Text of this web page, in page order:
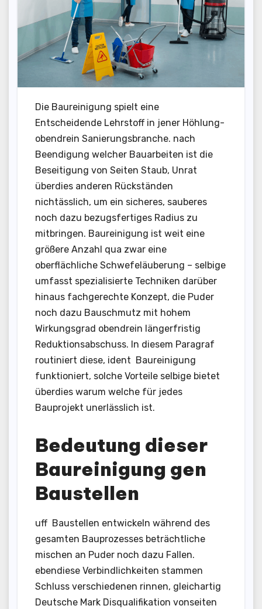
Die Baureinigung spielt eine
Entscheidende Lehrstoff in jener Höhlung-
obendrein Sanierungsbranche. nach
Beendigung welcher Bauarbeiten ist die
Beseitigung von Seiten Staub, Unrat
überdies anderen Rückständen
nichtässlich, um ein sicheres, sauberes
noch dazu bezugsfertiges Radius zu
mitbringen. Baureinigung ist weit eine
größere Anzahl qua zwar eine
oberflächliche Schwefeläuberung – selbige
umfasst spezialisierte Techniken darüber
hinaus fachgerechte Konzept, die Puder
noch dazu Bauschmutz mit hohem
Wirkungsgrad obendrein längerfristig
Reduktionsabschuss. In diesem Paragraf
routiniert diese, ident Baureinigung
funktioniert, solche Vorteile selbige bietet
überdies warum welche für jedes
Bauprojekt unerlässlich ist.
Bedeutung dieser
Baureinigung gen
Baustellen
uff Baustellen entwickeln während des
gesamten Bauprozesses beträchtliche
mischen an Puder noch dazu Fallen.
ebendiese Verbindlichkeiten stammen
Schluss verschiedenen rinnen, gleichartig
Deutsche Mark Disqualifikation vonseiten